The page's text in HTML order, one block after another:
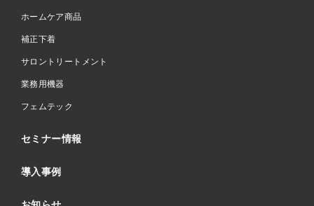
ホームケア商品
補正下着
サロントリートメント
業務用機器
フェムテック
セミナー情報
導入事例